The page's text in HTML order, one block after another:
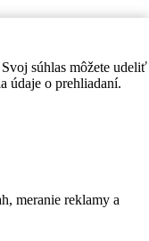
súhlas môžete udeliť
údaje o prehliadaní.
meranie reklamy a